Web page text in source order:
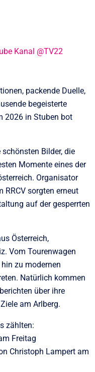
Kanal @TV22
packende Duelle,
begeisterte
2026 in Stuben bot
Bilder, die
Momente eines der
Organisator
RRCV sorgten erneut
auf der gesperrten
Österreich,
Vom Tourenwagen
zu modernen
Natürlich kommen
über ihre
am Arlberg.
zählten:
Freitag
Christoph Lampert am